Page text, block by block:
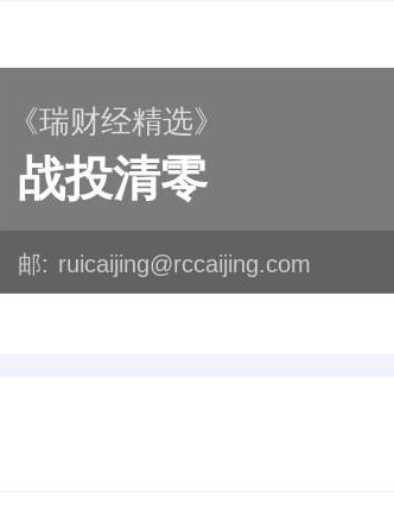
《瑞财经精选》
战投清零
邮: ruicaijing@rccaijing.com